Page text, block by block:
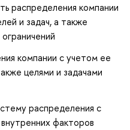
распределения компании
и задач, а также
компании с учетом ее
целями и задачами
распределения с
факторов